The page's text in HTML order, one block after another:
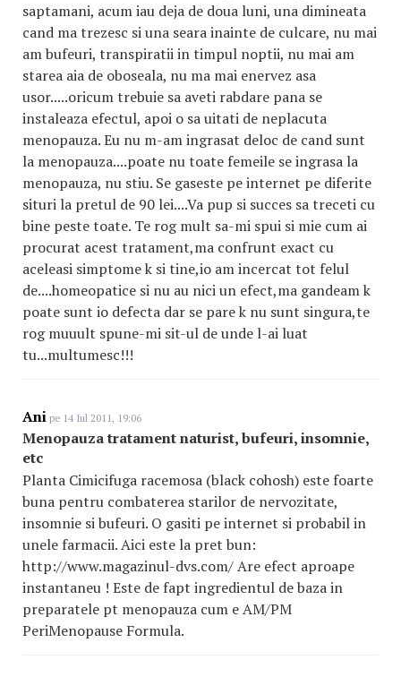
saptamani, acum iau deja de doua luni, una dimineata
cand ma trezesc si una seara inainte de culcare, nu mai
am bufeuri, transpiratii in timpul noptii, nu mai am
starea aia de oboseala, nu ma mai enervez asa
usor.....oricum trebuie sa aveti rabdare pana se
instaleaza efectul, apoi o sa uitati de neplacuta
menopauza. Eu nu m-am ingrasat deloc de cand sunt
la menopauza....poate nu toate femeile se ingrasa la
menopauza, nu stiu. Se gaseste pe internet pe diferite
situri la pretul de 90 lei....Va pup si succes sa treceti cu
bine peste toate. Te rog mult sa-mi spui si mie cum ai
procurat acest tratament,ma confrunt exact cu
aceleasi simptome k si tine,io am incercat tot felul
de....homeopatice si nu au nici un efect,ma gandeam k
poate sunt io defecta dar se pare k nu sunt singura,te
rog muuult spune-mi sit-ul de unde l-ai luat
tu...multumesc!!!
Ani pe 14 Iul 2011, 19:06
Menopauza tratament naturist, bufeuri, insomnie,
etc
Planta Cimicifuga racemosa (black cohosh) este foarte
buna pentru combaterea starilor de nervozitate,
insomnie si bufeuri. O gasiti pe internet si probabil in
unele farmacii. Aici este la pret bun:
http://www.magazinul-dvs.com/ Are efect aproape
instantaneu ! Este de fapt ingredientul de baza in
preparatele pt menopauza cum e AM/PM
PeriMenopause Formula.